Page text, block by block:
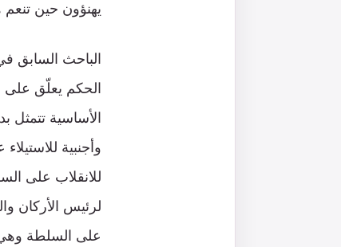
يهنؤون حين تنعم
الباحث السابق
الحكم يعلّق على
الأساسية
وأجنبية
لرئيس الأركان
على السلطة وهي